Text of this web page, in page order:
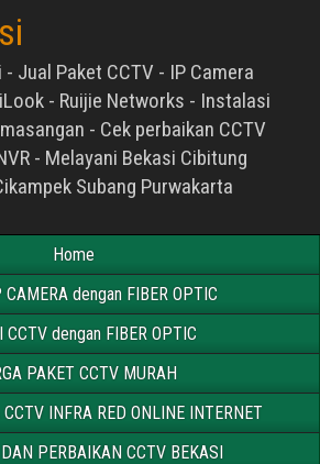
Jual Paket CCTV - IP Camera
- Ruijie Networks - Instalasi
- Cek perbaikan CCTV
- Melayani Bekasi Cibitung
Subang Purwakarta
Home
CAMERA dengan FIBER OPTIC
CCTV dengan FIBER OPTIC
PAKET CCTV MURAH
INFRA RED ONLINE INTERNET
PERBAIKAN CCTV BEKASI